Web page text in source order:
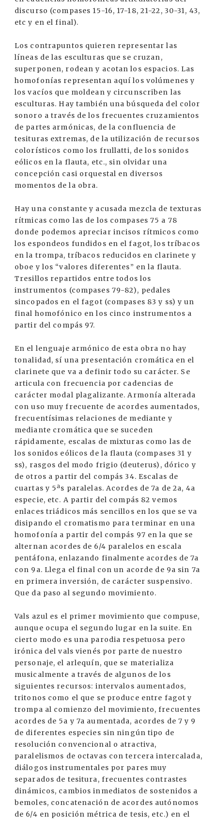
discurso (compases 15-16, 17-18, 21-22, 30-31, 43,
etc y en el final).
Los contrapuntos quieren representar las
líneas de las esculturas que se cruzan,
superponen, rodean y acotan los espacios. Las
homofonías representan aquí los volúmenes y
los vacíos que moldean y circunscriben las
esculturas. Hay también una búsqueda del color
sonoro a través de los frecuentes cruzamientos
de partes armónicas, de la confluencia de
tesituras extremas, de la utilización de recursos
colorísticos como los frullatti, de los sonidos
eólicos en la flauta, etc., sin olvidar una
concepción casi orquestal en diversos
momentos de la obra.
Hay una constante y acusada mezcla de texturas
rítmicas como las de los compases 75 a 78
donde podemos apreciar incisos rítmicos como
los espondeos fundidos en el fagot, los tríbacos
en la trompa, tríbacos reducidos en clarinete y
oboe y los “valores diferentes” en la flauta.
Tresillos repartidos entre todos los
instrumentos (compases 79-82), pedales
sincopados en el fagot (compases 83 y ss) y un
final homofónico en los cinco instrumentos a
partir del compás 97.
En el lenguaje armónico de esta obra no hay
tonalidad, sí una presentación cromática en el
clarinete que va a definir todo su carácter. Se
articula con frecuencia por cadencias de
carácter modal plagalizante. Armonía alterada
con uso muy frecuente de acordes aumentados,
frecuentísimas relaciones de mediante y
mediante cromática que se suceden
rápidamente, escalas de mixturas como las de
los sonidos eólicos de la flauta (compases 31 y
ss), rasgos del modo frigio (deuterus), dórico y
de otros a partir del compás 34. Escalas de
cuartas y 5ªs paralelas. Acordes de 7a de 2a, 4a
especie, etc. A partir del compás 82 vemos
enlaces triádicos más sencillos en los que se va
disipando el cromatismo para terminar en una
homofonía a partir del compás 97 en la que se
alternan acordes de 6/4 paralelos en escala
pentáfona, enlazando finalmente acordes de 7a
con 9a. Llega el final con un acorde de 9a sin 7a
en primera inversión, de carácter suspensivo.
Que da paso al segundo movimiento.
Vals azul es el primer movimiento que compuse,
aunque ocupa el segundo lugar en la suite. En
cierto modo es una parodia respetuosa pero
irónica del vals vienés por parte de nuestro
personaje, el arlequín, que se materializa
musicalmente a través de algunos de los
siguientes recursos: intervalos aumentados,
tritonos como el que se produce entre fagot y
trompa al comienzo del movimiento, frecuentes
acordes de 5a y 7a aumentada, acordes de 7 y 9
de diferentes especies sin ningún tipo de
resolución convencional o atractiva,
paralelismos de octavas con tercera intercalada,
diálogos instrumentales por pares muy
separados de tesitura, frecuentes contrastes
dinámicos, cambios inmediatos de sostenidos a
bemoles, concatenación de acordes autónomos
de 6/4 en posición métrica de tesis, etc.) en el